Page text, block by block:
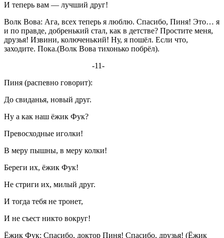
И теперь вам — лучший друг!
Волк Вова: Ага, всех теперь я люблю. Спасибо, Пиня! Это… я
и по правде, добренький стал, как в детстве? Простите меня,
друзья! Извини, колюченький! Ну, я пошёл. Если что,
заходите. Пока.(Волк Вова тихонько побрёл).
-11-
Пиня (распевно говорит):
До свиданья, новый друг.
Ну а как наш ёжик Фук?
Превосходные иголки!
В меру пышны, в меру колки!
Береги их, ёжик Фук!
Не стриги их, милый друг.
И тогда тебя не тронет,
И не съест никто вокруг!
Ёжик Фук: Спасибо, доктор Пиня! Спасибо, друзья! (Ёжик